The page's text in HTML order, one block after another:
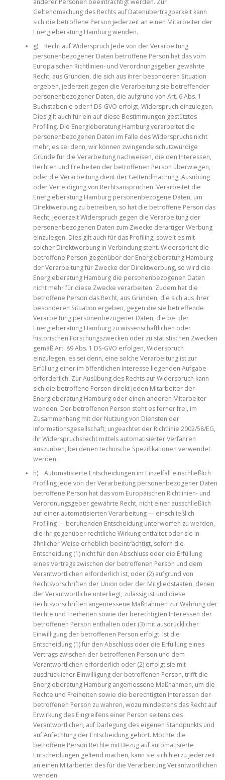
anderer Personen beeinträchtigt werden. Zur
Geltendmachung des Rechts auf Datenübertragbarkeit kann
sich die betroffene Person jederzeit an einen Mitarbeiter der
Energieberatung Hamburg wenden.
g) Recht auf Widerspruch Jede von der Verarbeitung
personenbezogener Daten betroffene Person hat das vom
Europäischen Richtlinien- und Verordnungsgeber gewährte
Recht, aus Gründen, die sich aus ihrer besonderen Situation
ergeben, jederzeit gegen die Verarbeitung sie betreffender
personenbezogener Daten, die aufgrund von Art. 6 Abs. 1
Buchstaben e oder f DS-GVO erfolgt, Widerspruch einzulegen.
Dies gilt auch für ein auf diese Bestimmungen gestütztes
Profiling. Die Energieberatung Hamburg verarbeitet die
personenbezogenen Daten im Falle des Widerspruchs nicht
mehr, es sei denn, wir können zwingende schutzwürdige
Gründe für die Verarbeitung nachweisen, die den Interessen,
Rechten und Freiheiten der betroffenen Person überwiegen,
oder die Verarbeitung dient der Geltendmachung, Ausübung
oder Verteidigung von Rechtsansprüchen. Verarbeitet die
Energieberatung Hamburg personenbezogene Daten, um
Direktwerbung zu betreiben, so hat die betroffene Person das
Recht, jederzeit Widerspruch gegen die Verarbeitung der
personenbezogenen Daten zum Zwecke derartiger Werbung
einzulegen. Dies gilt auch für das Profiling, soweit es mit
solcher Direktwerbung in Verbindung steht. Widerspricht die
betroffene Person gegenüber der Energieberatung Hamburg
der Verarbeitung für Zwecke der Direktwerbung, so wird die
Energieberatung Hamburg die personenbezogenen Daten
nicht mehr für diese Zwecke verarbeiten. Zudem hat die
betroffene Person das Recht, aus Gründen, die sich aus ihrer
besonderen Situation ergeben, gegen die sie betreffende
Verarbeitung personenbezogener Daten, die bei der
Energieberatung Hamburg zu wissenschaftlichen oder
historischen Forschungszwecken oder zu statistischen Zwecken
gemäß Art. 89 Abs. 1 DS-GVO erfolgen, Widerspruch
einzulegen, es sei denn, eine solche Verarbeitung ist zur
Erfüllung einer im öffentlichen Interesse liegenden Aufgabe
erforderlich. Zur Ausübung des Rechts auf Widerspruch kann
sich die betroffene Person direkt jeden Mitarbeiter der
Energieberatung Hamburg oder einen anderen Mitarbeiter
wenden. Der betroffenen Person steht es ferner frei, im
Zusammenhang mit der Nutzung von Diensten der
Informationsgesellschaft, ungeachtet der Richtlinie 2002/58/EG,
ihr Widerspruchsrecht mittels automatisierter Verfahren
auszuüben, bei denen technische Spezifikationen verwendet
werden.
h) Automatisierte Entscheidungen im Einzelfall einschließlich
Profiling Jede von der Verarbeitung personenbezogener Daten
betroffene Person hat das vom Europäischen Richtlinien- und
Verordnungsgeber gewährte Recht, nicht einer ausschließlich
auf einer automatisierten Verarbeitung — einschließlich
Profiling — beruhenden Entscheidung unterworfen zu werden,
die ihr gegenüber rechtliche Wirkung entfaltet oder sie in
ähnlicher Weise erheblich beeinträchtigt, sofern die
Entscheidung (1) nicht für den Abschluss oder die Erfüllung
eines Vertrags zwischen der betroffenen Person und dem
Verantwortlichen erforderlich ist, oder (2) aufgrund von
Rechtsvorschriften der Union oder der Mitgliedstaaten, denen
der Verantwortliche unterliegt, zulässig ist und diese
Rechtsvorschriften angemessene Maßnahmen zur Wahrung der
Rechte und Freiheiten sowie der berechtigten Interessen der
betroffenen Person enthalten oder (3) mit ausdrücklicher
Einwilligung der betroffenen Person erfolgt. Ist die
Entscheidung (1) für den Abschluss oder die Erfüllung eines
Vertrags zwischen der betroffenen Person und dem
Verantwortlichen erforderlich oder (2) erfolgt sie mit
ausdrücklicher Einwilligung der betroffenen Person, trifft die
Energieberatung Hamburg angemessene Maßnahmen, um die
Rechte und Freiheiten sowie die berechtigten Interessen der
betroffenen Person zu wahren, wozu mindestens das Recht auf
Erwirkung des Eingreifens einer Person seitens des
Verantwortlichen, auf Darlegung des eigenen Standpunkts und
auf Anfechtung der Entscheidung gehört. Möchte die
betroffene Person Rechte mit Bezug auf automatisierte
Entscheidungen geltend machen, kann sie sich hierzu jederzeit
an einen Mitarbeiter des für die Verarbeitung Verantwortlichen
wenden.